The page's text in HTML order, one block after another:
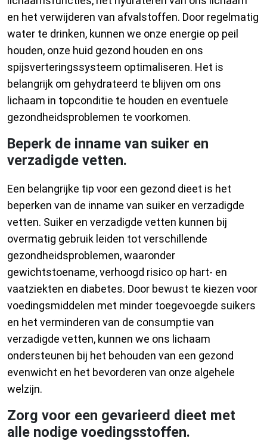
en het verwijderen van afvalstoffen. Door regelmatig
water te drinken, kunnen we onze energie op peil
houden, onze huid gezond houden en ons
spijsverteringssysteem optimaliseren. Het is
belangrijk om gehydrateerd te blijven om ons
lichaam in topconditie te houden en eventuele
gezondheidsproblemen te voorkomen.
Beperk de inname van suiker en
verzadigde vetten.
Een belangrijke tip voor een gezond dieet is het
beperken van de inname van suiker en verzadigde
vetten. Suiker en verzadigde vetten kunnen bij
overmatig gebruik leiden tot verschillende
gezondheidsproblemen, waaronder
gewichtstoename, verhoogd risico op hart- en
vaatziekten en diabetes. Door bewust te kiezen voor
voedingsmiddelen met minder toegevoegde suikers
en het verminderen van de consumptie van
verzadigde vetten, kunnen we ons lichaam
ondersteunen bij het behouden van een gezond
evenwicht en het bevorderen van onze algehele
welzijn.
Zorg voor een gevarieerd dieet met
alle nodige voedingsstoffen.